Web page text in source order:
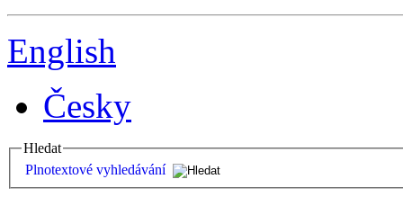
English
Česky
Hledat
Plnotextové vyhledávání